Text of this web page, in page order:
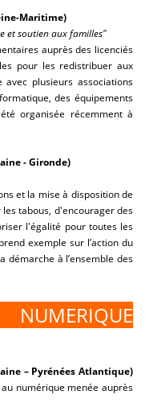
Maritime)
et soutien aux familles"
auprès des licenciés
pour les redistribuer aux
plusieurs associations
des équipements
organisée récemment à
- Gironde)
et la mise à disposition de
tabous, d'encourager des
l'égalité pour toutes les
exemple sur l’action du
démarche à l’ensemble des
– Pyrénées Atlantique)
numérique menée auprès